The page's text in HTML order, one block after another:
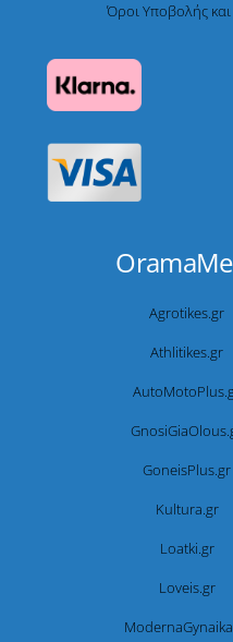
Όροι Υποβολής
Agrotikes.gr
Athlitikes.gr
GoneisPlus.gr
Kultura.gr
Loatki.gr
Loveis.gr